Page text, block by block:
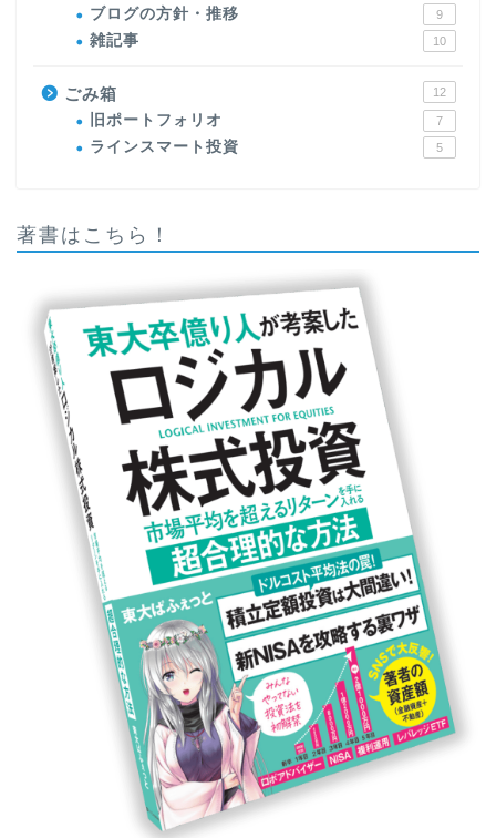
ブログの方針・推移 9
雑記事 10
ごみ箱 12
旧ポートフォリオ 7
ラインスマート投資 5
著書はこちら！